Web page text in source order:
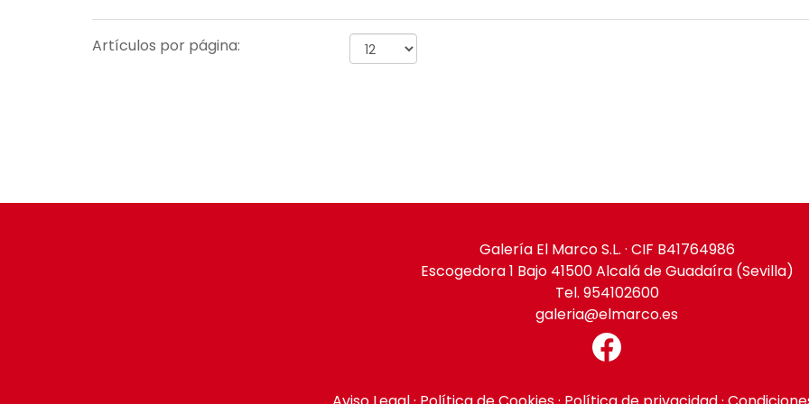
Artículos por página:
Galería El Marco S.L. · CIF B41764986
Escogedora 1 Bajo 41500 Alcalá de Guadaíra (Sevilla)
Tel. 954102600
galeria@elmarco.es